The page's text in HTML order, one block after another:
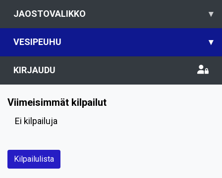
JAOSTOVALIKKO ▾
VESIPEUHU ▾
KIRJAUDU
Viimeisimmät kilpailut
Ei kilpailuja
Kilpailulista